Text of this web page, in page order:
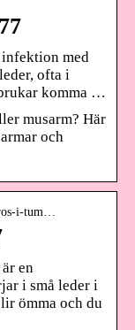
med
ofta i
komma …
musarm? Här
och
i-tum…
en
i små leder i
ömma och du